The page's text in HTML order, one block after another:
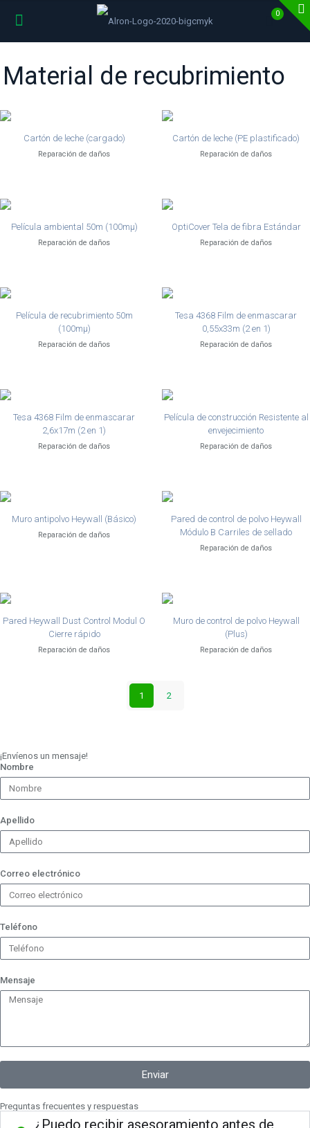
0
Material de recubrimiento
Cartón de leche (cargado)
Reparación de daños
Cartón de leche (PE plastificado)
Reparación de daños
Película ambiental 50m (100mµ)
Reparación de daños
OptiCover Tela de fibra Estándar
Reparación de daños
Película de recubrimiento 50m
(100mµ)
Reparación de daños
Tesa 4368 Film de enmascarar
0,55x33m (2 en 1)
Reparación de daños
Tesa 4368 Film de enmascarar
2,6x17m (2 en 1)
Reparación de daños
Película de construcción Resistente al
envejecimiento
Reparación de daños
Muro antipolvo Heywall (Básico)
Reparación de daños
Pared de control de polvo Heywall
Módulo B Carriles de sellado
Reparación de daños
Pared Heywall Dust Control Modul O
Cierre rápido
Reparación de daños
Muro de control de polvo Heywall
(Plus)
Reparación de daños
1 2
¡Envíenos un mensaje!
Nombre
Apellido
Correo electrónico
Teléfono
Mensaje
Enviar
Preguntas frecuentes y respuestas
¿Puedo recibir asesoramiento antes de